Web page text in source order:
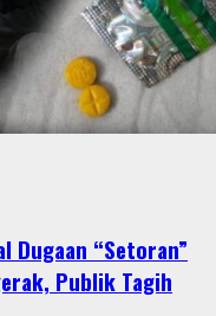
Dugaan “Setoran”
Publik Tagih